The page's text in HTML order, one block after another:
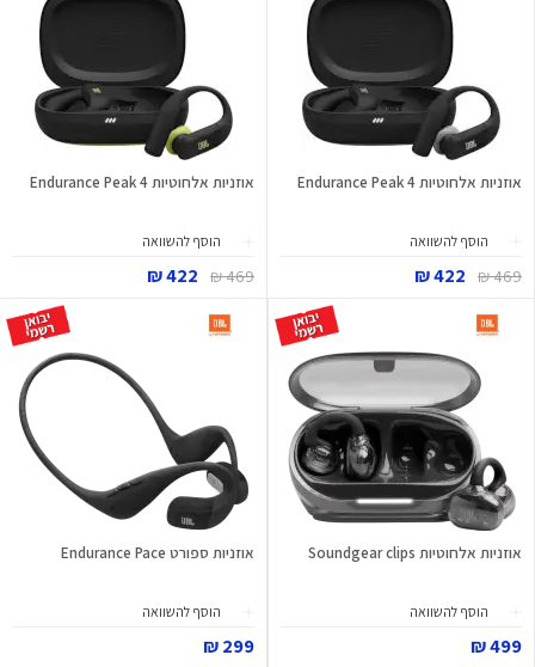
אוזניות אלחוטיות Endurance Peak 4
הוסף להשוואה
469 ₪
422 ₪
אוזניות אלחוטיות Endurance Peak 4
הוסף להשוואה
469 ₪
422 ₪
אוזניות אלחוטיות Soundgear clips
הוסף להשוואה
499 ₪
אוזניות ספורט Endurance Pace
הוסף להשוואה
299 ₪